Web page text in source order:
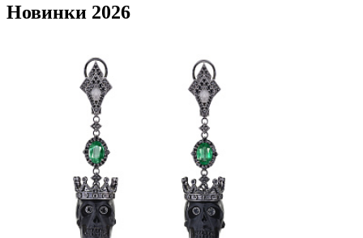
Новинки 2026